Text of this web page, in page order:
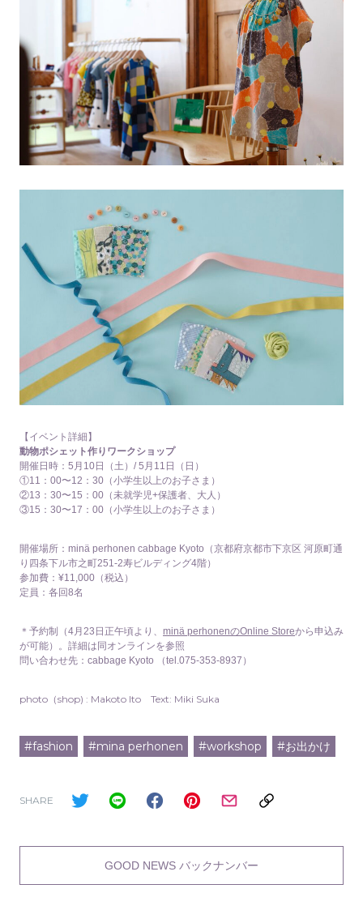
【イベント詳細】
動物ポシェット作りワークショップ
開催日時：5月10日（土）/ 5月11日（日）
①11：00〜12：30（小学生以上のお子さま）
②13：30〜15：00（未就学児+保護者、大人）
③15：30〜17：00（小学生以上のお子さま）
開催場所：minä perhonen cabbage Kyoto（京都府京都市下京区 河原町通
り四条下ル市之町251-2寿ビルディング4階）
参加費：¥11,000（税込）
定員：各回8名
＊予約制（4月23日正午頃より、 minä perhonenのOnline Storeから申込み
が可能）。詳細は同オンラインを参照
問い合わせ先：cabbage Kyoto （tel.075-353-8937）
photo（shop) : Makoto Ito Text: Miki Suka
#fashion #mina perhonen #workshop #お出かけ
SHARE
GOOD NEWS バックナンバー